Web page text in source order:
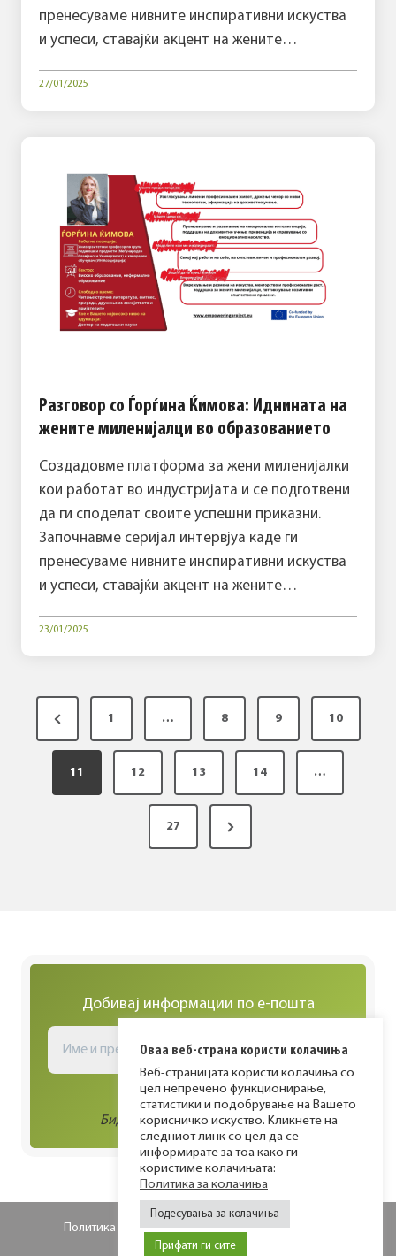
пренесуваме нивните инспиративни искуства
и успеси, ставајќи акцент на жените…
27/01/2025
Разговор со Ѓорѓина Ќимова: Иднината на
жените миленијалци во образованието
Создадовме платформа за жени миленијалки
кои работат во индустријата и се подготвени
да ги споделат своите успешни приказни.
Започнавме серијал интервјуа каде ги
пренесуваме нивните инспиративни искуства
и успеси, ставајќи акцент на жените…
23/01/2025
n
P
r
a
1 … 8 9 10
11 12 13 14 …
27 N
e
a
e
Добивај информации по е-пошта
Биди во тек со сите активности!
Политика за приватност Политика за колачиња
Оваа веб-страна користи колачиња
Веб-страницата користи колачиња со
цел непречено функционирање,
статистики и подобрување на Вашето
корисничко искуство. Кликнете на
следниот линк со цел да се
информирате за тоа како ги
користиме колачињата:
Политика за колачиња
Подесувања за колачиња
Прифати ги сите